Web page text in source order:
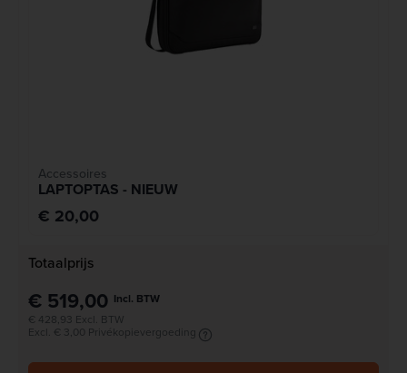
Accessoires
LAPTOPTAS - NIEUW
€ 20,00
Totaalprijs
€ 519,00 Incl. BTW
€ 428,93 Excl. BTW
Excl. € 3,00 Privékopievergoeding